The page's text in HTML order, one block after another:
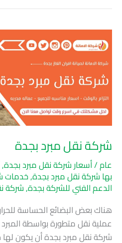
شركة نقل مبرد بجدة
عام/أسعار شركة نقل مبرد بجدة,
بها شركة نقل مبرد بجدة,خدمات
الدعم الفني للشركة بجدة,شركة
هناك بعض البضائع الحساسة
عملية نقل متطورة بواسطة
شركة نقل مبرد بجدة أن يكون
نقل
مبرد
بجدة